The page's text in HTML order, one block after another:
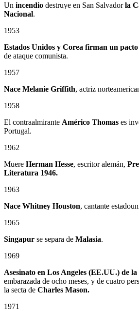
Un incendio destruye en San Salvadorla
Nacional.
1953
Estados Unidos y Corea firman un pacto
de ataque comunista.
1957
Nace Melanie Griffith, actriz
1958
El contraalmirante Américo Thomas es
Portugal.
1962
Muere Herman Hesse, escritor alemán,
Literatura 1946.
1963
Nace Whitney Houston, cantante
1965
Singapur se separa de Malasia.
1969
Asesinato en Los Angeles (EE.UU.) de
embarazada de ocho meses, y de cuatro
la secta de Charles Mason.
1971